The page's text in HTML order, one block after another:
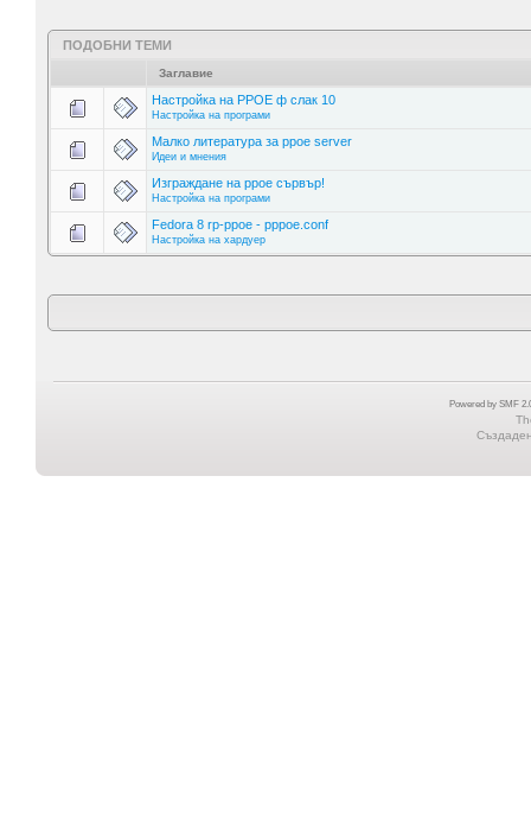
ПОДОБНИ ТЕМИ
Заглавие
Настройка на PPOE ф слак 10
Настройка на програми
Малко литература за ppoe server
Идеи и мнения
Изграждане на ppoe сървър!
Настройка на програми
Fedora 8 rp-ppoe - pppoe.conf
Настройка на хардуер
Powered by SMF